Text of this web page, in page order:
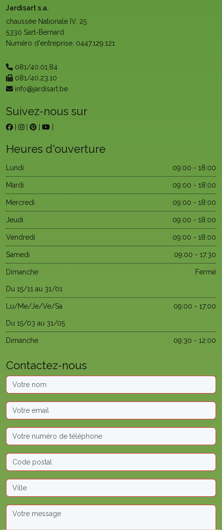
Jardisart s.a.
chaussée Nationale IV, 25
5330 Sart-Bernard
Numéro d'entreprise: 0447.129.121
081/40.01.84
081/40.23.10
info@jardisart.be
Suivez-nous sur
Heures d'ouverture
Lundi 09:00 - 18:00
Mardi 09:00 - 18:00
Mercredi 09:00 - 18:00
Jeudi 09:00 - 18:00
Vendredi 09:00 - 18:00
Samedi 09:00 - 17:30
Dimanche Fermé
Du 15/11 au 31/01
Lu/Me/Je/Ve/Sa 09:00 - 17:00
Du 15/03 au 31/05
Dimanche 09:30 - 12:00
Contactez-nous